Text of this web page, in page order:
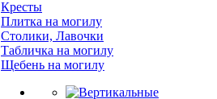
Кресты
Плитка на могилу
Столики, Лавочки
Табличка на могилу
Щебень на могилу